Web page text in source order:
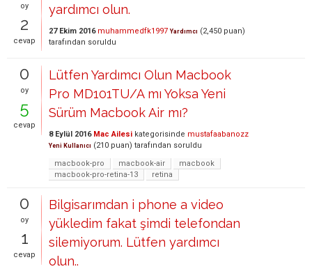
oy
2
cevap
yardımcı olun.
27 Ekim 2016 muhammedfk1997 Yardımcı (2,450 puan)
tarafından soruldu
0
oy
5
cevap
Lütfen Yardımcı Olun Macbook
Pro MD101TU/A mı Yoksa Yeni
Sürüm Macbook Air mı?
8 Eylül 2016 Mac Ailesi kategorisinde mustafaabanozz
Yeni Kullanıcı (210 puan) tarafından soruldu
macbook-pro
macbook-air
macbook
macbook-pro-retina-13
retina
0
oy
1
cevap
Bilgisarımdan i phone a video
yükledim fakat şimdi telefondan
silemiyorum. Lütfen yardımcı
olun..